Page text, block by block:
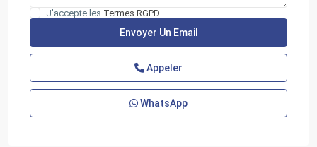
J'accepte les Termes RGPD
Appeler
WhatsApp